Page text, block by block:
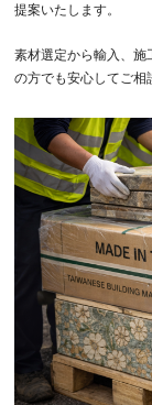
提案いたします。
素材選定から輸入、施
の方でも安心してご相